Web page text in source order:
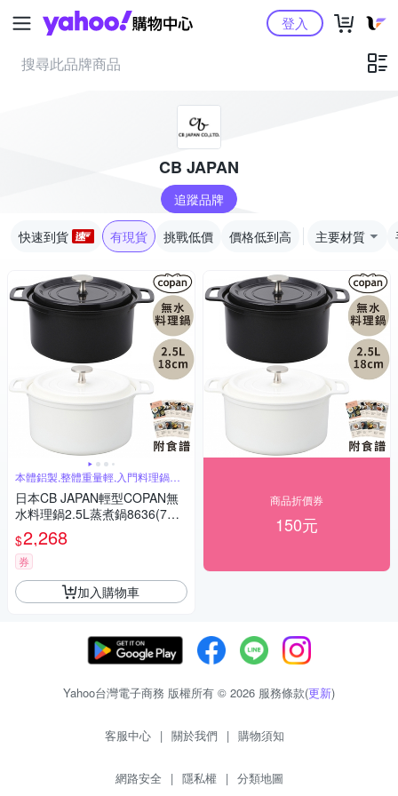
Yahoo購物中心登入
CB JAPAN
追蹤品牌
快速到貨 有現貨 挑戰低價 價格低到高 主要材質
本體鋁製,整體重量輕,入門料理鍋首
選材質
日本CB JAPAN輕型COPAN無
水料理鍋2.5L蒸煮鍋8636(7種
多功能:炒蒸炊煮烤煲燉炸;內徑
18cm;陶瓷塗層/鋁製;附食譜)
$2,268
券
加入購物車
商品折價券
150元
Yahoo台灣電子商務 版權所有 © 2026 服務條款(更新)
客服中心 | 關於我們 | 購物須知
網路安全 | 隱私權 | 分類地圖